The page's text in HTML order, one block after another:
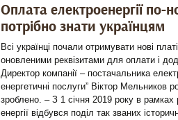
Оплата електроенергії
потрібно знати українцям
Всі українці почали отримувати нові
оновленими реквізитами для оплати і
Директор компанії – постачальника
енергетичні послуги” Віктор Мельников
зроблено. – З 1 січня 2019 року в
енергії відбувся поділ так званих